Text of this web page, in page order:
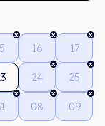
16 17
24 25
08 09